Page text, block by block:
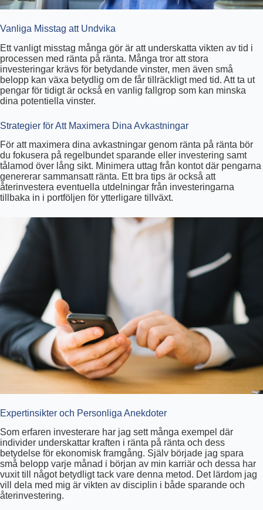
Vanliga Misstag att Undvika
Ett vanligt misstag många gör är att underskatta vikten av tid i
processen med ränta på ränta. Många tror att stora
investeringar krävs för betydande vinster, men även små
belopp kan växa betydlig om de får tillräckligt med tid. Att ta ut
pengar för tidigt är också en vanlig fallgrop som kan minska
dina potentiella vinster.
Strategier för Att Maximera Dina Avkastningar
För att maximera dina avkastningar genom ränta på ränta bör
du fokusera på regelbundet sparande eller investering samt
tålamod över lång sikt. Minimera uttag från kontot där pengarna
genererar sammansatt ränta. Ett bra tips är också att
återinvestera eventuella utdelningar från investeringarna
tillbaka in i portföljen för ytterligare tillväxt.
Expertinsikter och Personliga Anekdoter
Som erfaren investerare har jag sett många exempel där
individer underskattar kraften i ränta på ränta och dess
betydelse för ekonomisk framgång. Själv började jag spara
små belopp varje månad i början av min karriär och dessa har
vuxit till något betydligt tack vare denna metod. Det lärdom jag
vill dela med mig är vikten av disciplin i både sparande och
återinvestering.